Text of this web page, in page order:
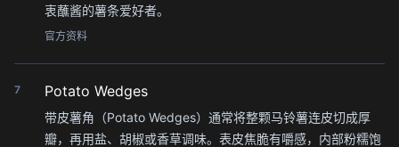
衷蘸酱的薯条爱好者。
官方资料
7 Potato Wedges
带皮薯角（Potato Wedges）通常将整颗马铃薯连皮切成厚
瓣，再用盐、胡椒或香草调味。表皮焦脆有嚼感，内部粉糯饱